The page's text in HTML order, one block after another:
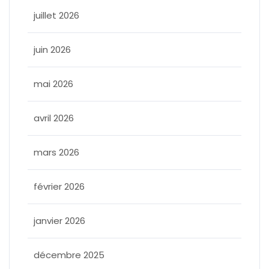
juillet 2026
juin 2026
mai 2026
avril 2026
mars 2026
février 2026
janvier 2026
décembre 2025